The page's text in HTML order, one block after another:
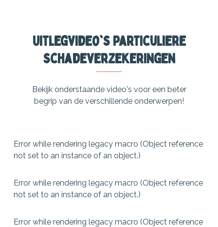
Uitlegvideo's particuliere
schadeverzekeringen
Bekijk onderstaande video's voor een beter
begrip van de verschillende onderwerpen!
Error while rendering legacy macro (Object reference
not set to an instance of an object.)
Error while rendering legacy macro (Object reference
not set to an instance of an object.)
Error while rendering legacy macro (Object reference